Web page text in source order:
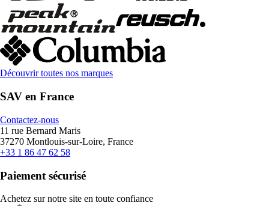
Découvrir toutes nos marques
SAV en France
Contactez-nous
11 rue Bernard Maris
37270 Montlouis-sur-Loire, France
+33 1 86 47 62 58
Paiement sécurisé
Achetez sur notre site en toute confiance